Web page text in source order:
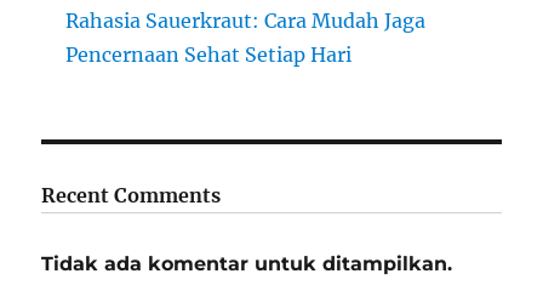
Rahasia Sauerkraut: Cara Mudah Jaga
Pencernaan Sehat Setiap Hari
Recent Comments
Tidak ada komentar untuk ditampilkan.